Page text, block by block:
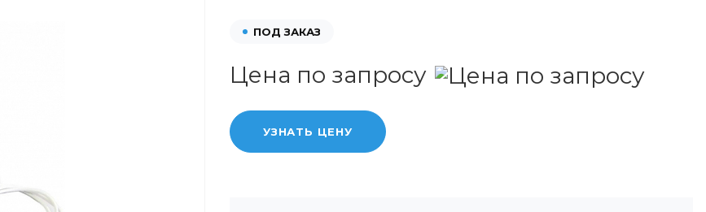
ПОД ЗАКАЗ
Цена по запросу
УЗНАТЬ ЦЕНУ